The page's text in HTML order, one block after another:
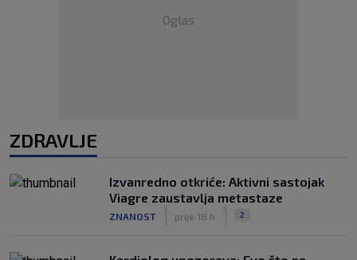
Oglas
ZDRAVLJE
Izvanredno otkriće: Aktivni sastojak
Viagre zaustavlja metastaze
ZNANOST prije 18 h 2